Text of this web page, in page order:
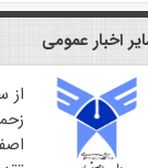
اخبار عمومی
از